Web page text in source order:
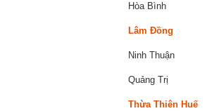
Hòa Bình
Lâm Đồng
Ninh Thuận
Quảng Trị
Thừa Thiên Huế